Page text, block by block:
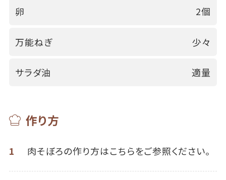
卵 2個
万能ねぎ 少々
サラダ油 適量
作り方
1 肉そぼろの作り方はこちらをご参照ください。